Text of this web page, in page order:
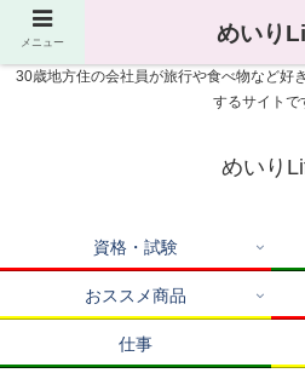
30歳地方住の会社員が旅行や食べ物など好
するサイトで
めいり
資格・試験
おススメ商品
仕事
メニュー めいり